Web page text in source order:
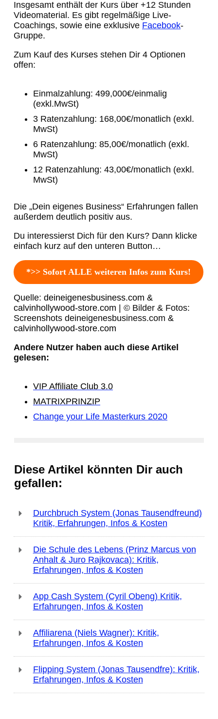
Insgesamt enthält der Kurs über +12 Stunden
Videomaterial. Es gibt regelmäßige Live-
Coachings, sowie eine exklusive Facebook-
Gruppe.
Zum Kauf des Kurses stehen Dir 4 Optionen
offen:
Einmalzahlung: 499,000€/einmalig
(exkl.MwSt)
3 Ratenzahlung: 168,00€/monatlich (exkl.
MwSt)
6 Ratenzahlung: 85,00€/monatlich (exkl.
MwSt)
12 Ratenzahlung: 43,00€/monatlich (exkl.
MwSt)
Die „Dein eigenes Business“ Erfahrungen fallen
außerdem deutlich positiv aus.
Du interessierst Dich für den Kurs? Dann klicke
einfach kurz auf den unteren Button…
*>> Sofort ALLE weiteren Infos zum Kurs!
Quelle: deineigenesbusiness.com &
calvinhollywood-store.com | © Bilder & Fotos:
Screenshots deineigenesbusiness.com &
calvinhollywood-store.com
Andere Nutzer haben auch diese Artikel
gelesen:
VIP Affiliate Club 3.0
MATRIXPRINZIP
Change your Life Masterkurs 2020
Diese Artikel könnten Dir auch
gefallen:
Durchbruch System (Jonas Tausendfreund)
Kritik, Erfahrungen, Infos & Kosten
Die Schule des Lebens (Prinz Marcus von
Anhalt & Juro Rajkovaca): Kritik,
Erfahrungen, Infos & Kosten
App Cash System (Cyril Obeng) Kritik,
Erfahrungen, Infos & Kosten
Affiliarena (Niels Wagner): Kritik,
Erfahrungen, Infos & Kosten
Flipping System (Jonas Tausendfre): Kritik,
Erfahrungen, Infos & Kosten